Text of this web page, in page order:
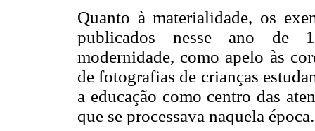
Quanto à materialidade, os
publicados nesse ano de
modernidade, como apelo às
de fotografias de crianças
a educação como centro das
que se processava naquela época.